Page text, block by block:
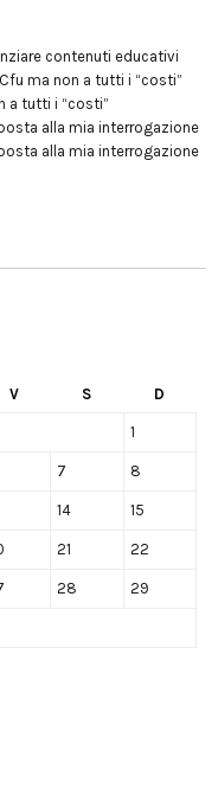
contenuti educativi
ma non a tutti i “costi”
a tutti i “costi”
alla mia interrogazione
alla mia interrogazione
V S D
1
7 8
14 15
21 22
28 29